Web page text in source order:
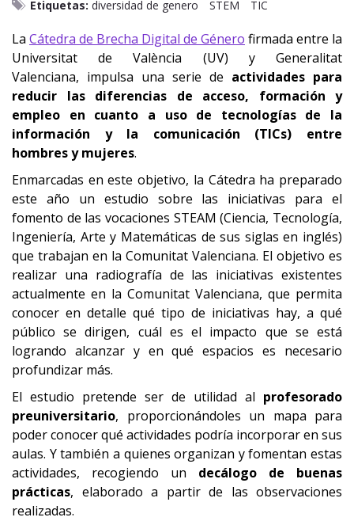
Etiquetas: diversidad de genero STEM TIC
La Cátedra de Brecha Digital de Género firmada entre la
Universitat de València (UV) y Generalitat
Valenciana, impulsa una serie de actividades para
reducir las diferencias de acceso, formación y
empleo en cuanto a uso de tecnologías de la
información y la comunicación (TICs) entre
hombres y mujeres.
Enmarcadas en este objetivo, la Cátedra ha preparado
este año un estudio sobre las iniciativas para el
fomento de las vocaciones STEAM (Ciencia, Tecnología,
Ingeniería, Arte y Matemáticas de sus siglas en inglés)
que trabajan en la Comunitat Valenciana. El objetivo es
realizar una radiografía de las iniciativas existentes
actualmente en la Comunitat Valenciana, que permita
conocer en detalle qué tipo de iniciativas hay, a qué
público se dirigen, cuál es el impacto que se está
logrando alcanzar y en qué espacios es necesario
profundizar más.
El estudio pretende ser de utilidad al profesorado
preuniversitario, proporcionándoles un mapa para
poder conocer qué actividades podría incorporar en sus
aulas. Y también a quienes organizan y fomentan estas
actividades, recogiendo un decálogo de buenas
prácticas, elaborado a partir de las observaciones
realizadas.